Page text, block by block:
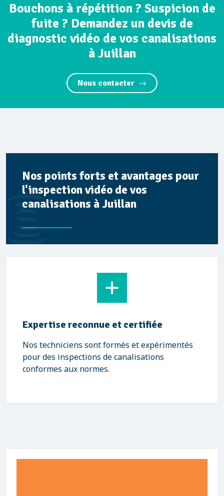
Bouchons à répétition ? Suspicion de
fuite ? Demandez un devis de
diagnostic vidéo de vos canalisations
à Juillan
Nous contacter
Nos points forts et avantages pour
l'inspection vidéo de vos
canalisations à Juillan
Expertise reconnue et certifiée
Nos techniciens sont formés et expérimentés
pour des inspections de canalisations
conformes aux normes.